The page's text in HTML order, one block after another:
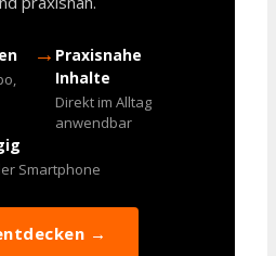
→ Praxisnahe
Inhalte
Direkt im Alltag
anwendbar
Smartphone
→